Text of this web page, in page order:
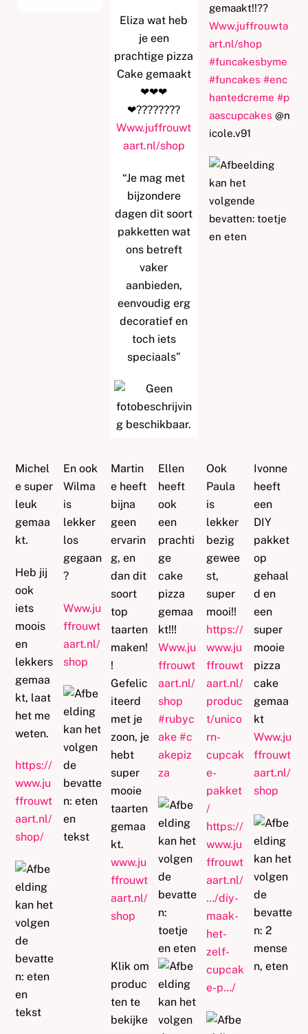
Eliza wat heb
je een
prachtige pizza
Cake gemaakt
❤❤❤
❤????????
Www.juffrouwt
aart.nl/shop
“Je mag met
bijzondere
dagen dit soort
pakketten wat
ons betreft
vaker
aanbieden,
eenvoudig erg
decoratief en
toch iets
speciaals”
gemaakt!!??
Www.juffrouwta
art.nl/shop
#funcakesbyme
#funcakes #enc
hantedcreme #p
aascupcakes @n
icole.v91
Michel
e super
leuk
gemaa
kt.
Heb jij
ook
iets
moois
en
lekkers
gemaa
kt, laat
het me
weten.
https://
www.ju
ffrouwt
aart.nl/
shop/
En ook
Wilma
is
lekker
los
gegaan
?
Www.ju
ffrouwt
aart.nl/
shop
Martin
e heeft
bijna
geen
ervarin
g, en
dan dit
soort
top
taarten
maken!
!
Gefelic
iteerd
met je
zoon, je
hebt
super
mooie
taarten
gemaa
kt.
www.ju
ffrouwt
aart.nl/
shop
Klik om
produc
ten te
bekijke
Ellen
heeft
ook
een
prachti
ge
cake
pizza
gemaa
kt!!!
Www.ju
ffrouwt
aart.nl/
shop
#rubyc
ake #c
akepiz
za
Ook
Paula
is
lekker
bezig
gewee
st,
super
mooi!!
https://
www.ju
ffrouwt
aart.nl/
produc
t/unico
rn-
cupcak
e-
pakket
/
https://
www.ju
ffrouwt
aart.nl/
…/diy-
maak-
het-
zelf-
cupcak
e-p…/
Ivonne
heeft
een
DIY
pakket
op
gehaal
d en
een
super
mooie
pizza
cake
gemaa
kt
Www.ju
ffrouwt
aart.nl/
shop